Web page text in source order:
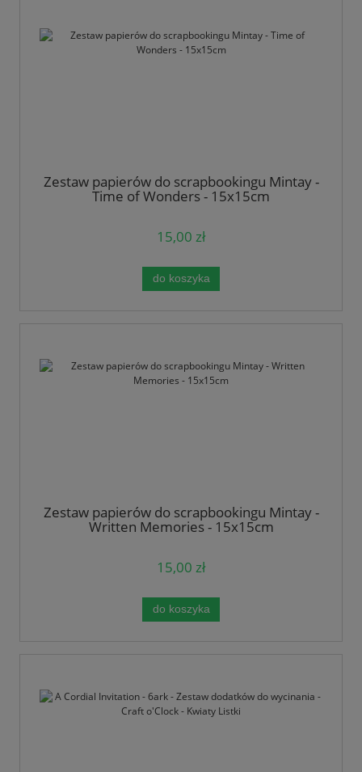
Zestaw papierów do scrapbookingu Mintay -
Time of Wonders - 15x15cm
15,00 zł
do koszyka
Zestaw papierów do scrapbookingu Mintay -
Written Memories - 15x15cm
15,00 zł
do koszyka